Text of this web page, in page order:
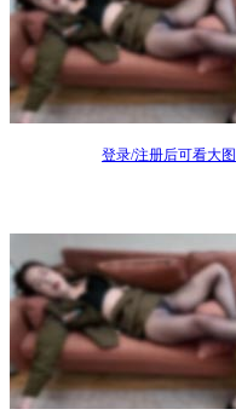
登录/注册后可看大图